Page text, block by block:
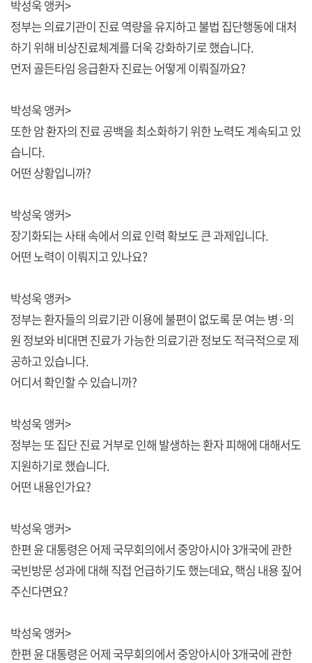
박성욱 앵커>
정부는 의료기관이 진료 역량을 유지하고 불법 집단행동에 대처
하기 위해 비상진료체계를 더욱 강화하기로 했습니다.
먼저 골든타임 응급환자 진료는 어떻게 이뤄질까요?
박성욱 앵커>
또한 암 환자의 진료 공백을 최소화하기 위한 노력도 계속되고 있
습니다.
어떤 상황입니까?
박성욱 앵커>
장기화되는 사태 속에서 의료 인력 확보도 큰 과제입니다.
어떤 노력이 이뤄지고 있나요?
박성욱 앵커>
정부는 환자들의 의료기관 이용에 불편이 없도록 문 여는 병·의
원 정보와 비대면 진료가 가능한 의료기관 정보도 적극적으로 제
공하고 있습니다.
어디서 확인할 수 있습니까?
박성욱 앵커>
정부는 또 집단 진료 거부로 인해 발생하는 환자 피해에 대해서도
지원하기로 했습니다.
어떤 내용인가요?
박성욱 앵커>
한편 윤 대통령은 어제 국무회의에서 중앙아시아 3개국에 관한
국빈방문 성과에 대해 직접 언급하기도 했는데요, 핵심 내용 짚어
주신다면요?
박성욱 앵커>
한편 윤 대통령은 어제 국무회의에서 중앙아시아 3개국에 관한